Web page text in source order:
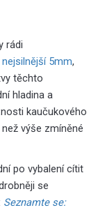
rádi
nejsilnější 5mm,
těchto
hladina a
kaučukového
než výše zmíněné
po vybalení cítit
se
Seznamte se: